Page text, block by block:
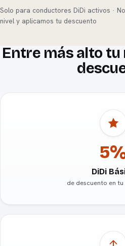
Solo para conductores DiDi activos ·
nivel y aplicamos tu descuento
Entre más alto
DiDi
de descuento en